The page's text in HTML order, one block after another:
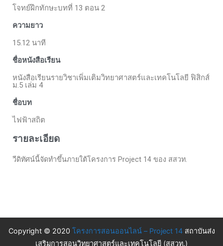
โจทย์ฝึกทักษะบทที่ 13 ตอน 2
ความยาว
15.12 นาที
ชื่อหนังสือเรียน
หนังสือเรียนรายวิชาเพิ่มเติมวิทยาศาสตร์และเทคโนโลยี ฟิสิกส์
ม.5 เล่ม 4
ชื่อบท
ไฟฟ้าสถิต
รายละเอียด
วีดิทัศน์นี้จัดทำขึ้นภายใต้โครงการ Project 14 ของ สสวท.
Copyright © 2020 โครงการสอนออนไลน์ – Project 14สถาบันส่ง
เสริมการสอนวิทยาศาสตร์และเทคโนโลยี (สสวท.)